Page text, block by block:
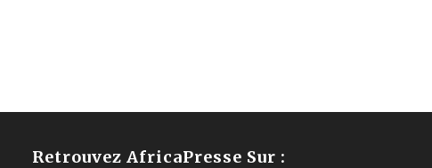
Retrouvez AfricaPresse Sur :